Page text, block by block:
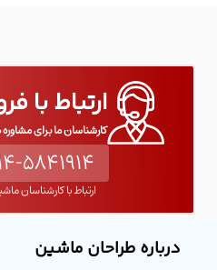
ارتباط با
کارشناسان ما برای
۰۹۱۴-
ارتباط با کارشناسان
درباره طراحان ماشین